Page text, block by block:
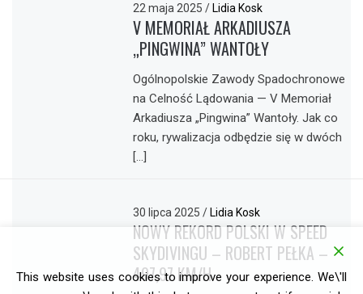
22 maja 2025/ Lidia Kosk
V MEMORIAŁ ARKADIUSZA
„PINGWINA” WANTOŁY
Ogólnopolskie Zawody Spadochronowe
na Celność Lądowania — V Memoriał
Arkadiusza „Pingwina” Wantoły. Jak co
roku, rywalizacja odbędzie się w dwóch
[…]
30 lipca 2025/ Lidia Kosk
NOWY REKORD POLSKI W SPEED
SKYDIVINGU – ROBERT PEŁKA –
497,97 KM/H
This website uses cookies to improve your experience. We\'ll